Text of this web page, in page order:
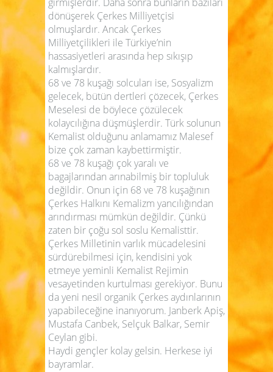
dönüşerek Çerkes Milliyetçisi
olmuşlardır. Ancak Çerkes
Milliyetçilikleri ile Türkiye’nin
hassasiyetleri arasında hep sıkışıp
kalmışlardır.
68 ve 78 kuşağı solcuları ise, Sosyalizm
gelecek, bütün dertleri çözecek, Çerkes
Meselesi de böylece çözülecek
kolaycılığına düşmüşlerdir. Türk solunun
Kemalist olduğunu anlamamız Malesef
bize çok zaman kaybettirmiştir.
68 ve 78 kuşağı çok yaralı ve
bagajlarından arınabilmiş bir topluluk
değildir. Onun için 68 ve 78 kuşağının
Çerkes Halkını Kemalizm yancılığından
arındırması mümkün değildir. Çünkü
zaten bir çoğu sol soslu Kemalisttir.
Çerkes Milletinin varlık mücadelesini
sürdürebilmesi için, kendisini yok
etmeye yeminli Kemalist Rejimin
vesayetinden kurtulması gerekiyor. Bunu
da yeni nesil organik Çerkes aydınlarının
yapabileceğine inanıyorum. Janberk Apiş,
Mustafa Canbek, Selçuk Balkar, Semir
Ceylan gibi.
Haydi gençler kolay gelsin. Herkese iyi
bayramlar.